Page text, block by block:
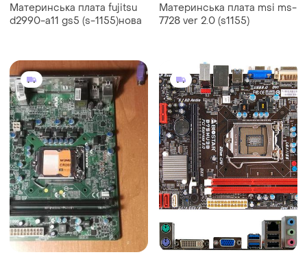
Материнська плата fujitsu
d2990-a11 gs5 (s-1155)нова
Материнська плата msi ms-
7728 ver 2.0 (s1155)